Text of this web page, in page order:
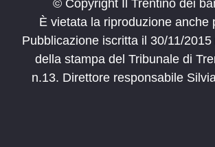
© Copyright Il Trentino dei
È vietata la riproduzione anche
Pubblicazione iscritta il 30/11/
della stampa del Tribunale di
n.13. Direttore responsabile